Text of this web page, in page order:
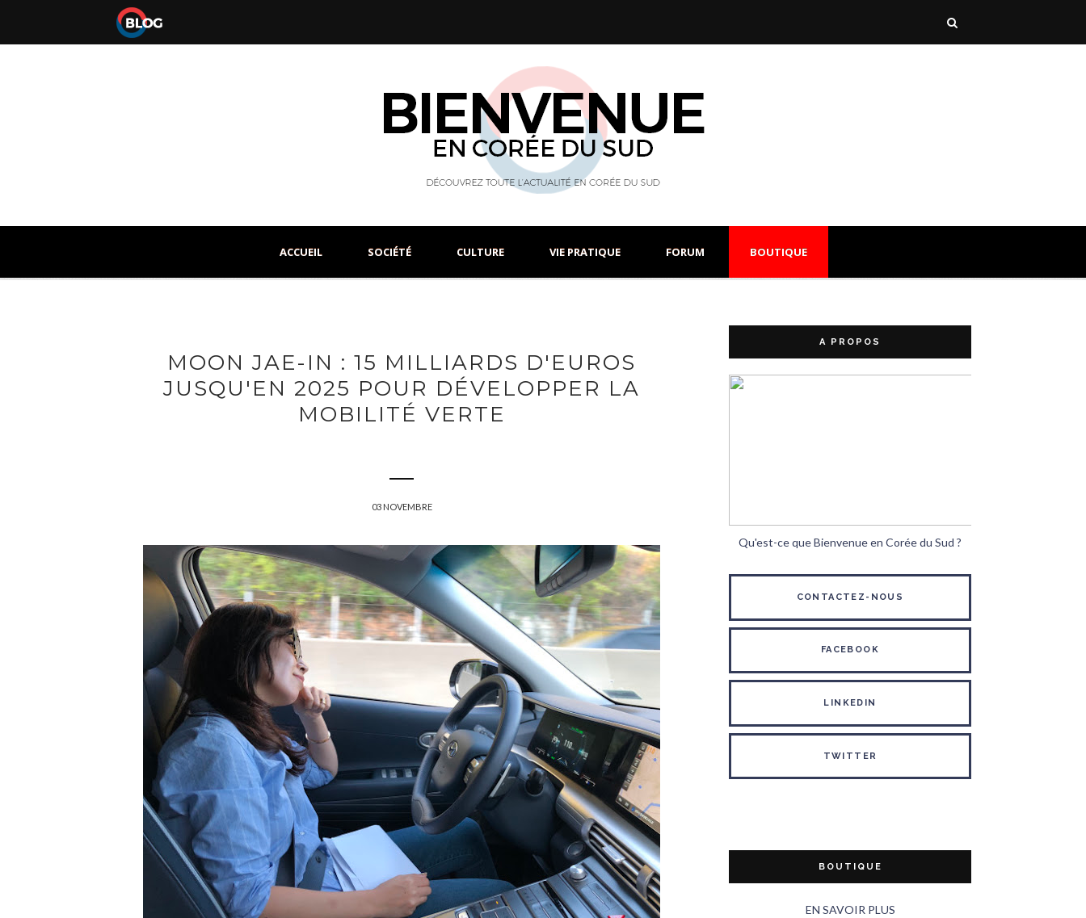
ACCUEIL SOCIÉTÉ CULTURE VIE PRATIQUE FORUM BOUTIQUE
MOON JAE-IN : 15 MILLIARDS D'EUROS
JUSQU'EN 2025 POUR DÉVELOPPER LA
MOBILITÉ VERTE
03 NOVEMBRE
A PROPOS
Qu'est-ce que Bienvenue en Corée du Sud ?
CONTACTEZ-NOUS
FACEBOOK
LINKEDIN
TWITTER
BOUTIQUE
EN SAVOIR PLUS